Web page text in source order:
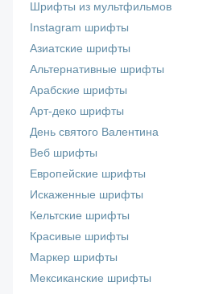
Шрифты из мультфильмов
Instagram шрифты
Азиатские шрифты
Альтернативные шрифты
Арабские шрифты
Арт-деко шрифты
День святого Валентина
Веб шрифты
Европейские шрифты
Искаженные шрифты
Кельтские шрифты
Красивые шрифты
Маркер шрифты
Мексиканские шрифты